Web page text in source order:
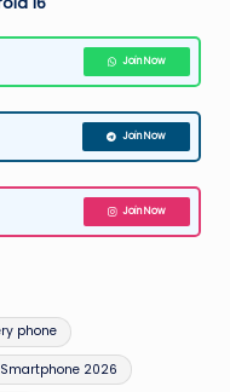
Join Now
Join Now
Join Now
phone
2026